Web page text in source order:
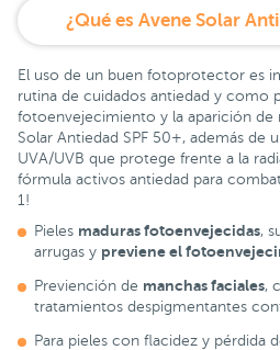
El uso de un buen fotoprotector es
rutina de cuidados antiedad y como
fotoenvejecimiento y la aparición de
Solar Antiedad SPF 50+, además de
UVA/UVB que protege frente a la
fórmula activos antiedad para
1!
Pieles maduras fotoenvejecidas,
arrugas y previene el
Previención de manchas faciales,
tratamientos despigmentantes
Para pieles con flacidez y pérdida